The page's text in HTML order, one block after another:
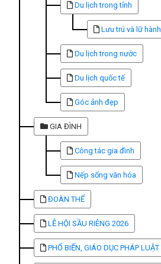
Du lịch trong tỉnh
Lưu trú và lữ hành
Du lịch trong nước
Du lịch quốc tế
Góc ảnh đẹp
GIA ĐÌNH
Công tác gia đình
Nếp sống văn hóa
ĐOÀN THỂ
LỄ HỘI SẦU RIÊNG 2026
PHỔ BIẾN, GIÁO DỤC PHÁP LUẬT